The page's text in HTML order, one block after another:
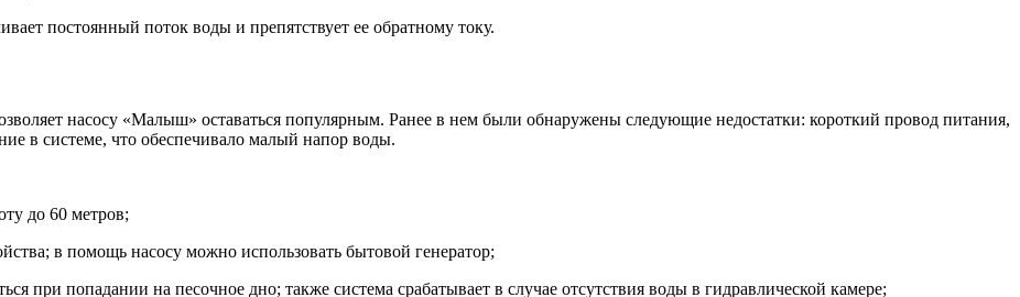
постоянный поток воды и препятствует ее обратному току.
насосу «Малыш» оставаться популярным. Ранее в нем были обнаружены следующие недостатки: короткий провод питания,
в системе, что обеспечивало малый напор воды.
до 60 метров;
в помощь насосу можно использовать бытовой генератор;
при попадании на песочное дно; также система срабатывает в случае отсутствия воды в гидравлической камере;